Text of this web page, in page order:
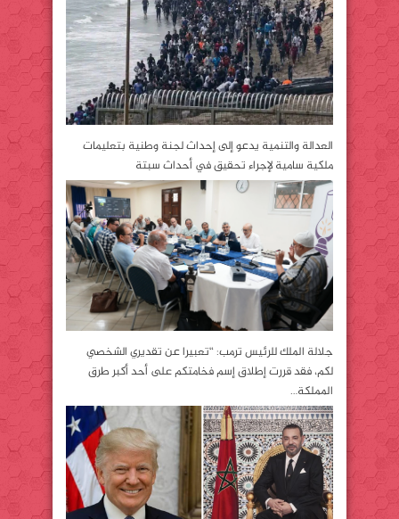
العدالة والتنمية يدعو إلى إحداث لجنة وطنية بتعليمات
ملكية سامية لإجراء تحقيق في أحداث سبتة
جلالة الملك للرئيس ترمب: “تعبيرا عن تقديري الشخصي
لكم، فقد قررت إطلاق إسم فخامتكم على أحد أكبر طرق
المملكة…